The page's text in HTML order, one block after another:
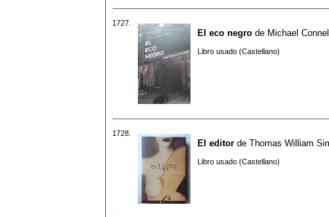
1727.
El eco negro de Michael
Libro usado (Castellano)
1728.
El editor de Thomas William
Libro usado (Castellano)